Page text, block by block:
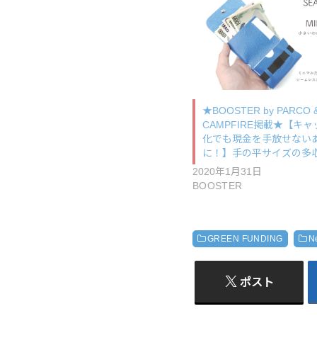
★BOOSTER by PARCO
CAMPFIRE掲載★【キャ
化でも現金を手放せない
に！】手の平サイズの多
2020年1月31日
BOOSTER
GREEN FUNDING
ポスト